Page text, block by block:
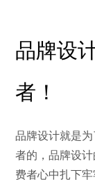
品牌设
者！
品牌设计就是
者的，品牌设
费者心中扎下